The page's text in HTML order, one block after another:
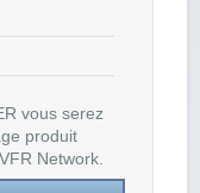
vous serez
produit
Network.